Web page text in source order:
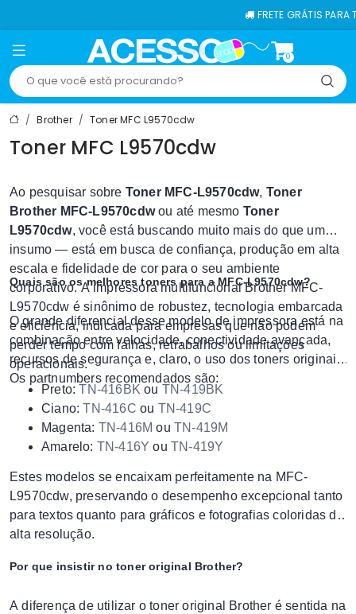
FRETE GRÁTIS PARA TODO O
0
Brother Toner MFC L9570cdw
Toner MFC L9570cdw
Ao pesquisar sobre Toner MFC-L9570cdw, Toner
Brother MFC-L9570cdwou até mesmo Toner
L9570cdw, você está buscando muito mais do que um
insumo — está em busca de confiança, produção em alta
escala e fidelidade de cor para o seu ambiente
corporativo. A impressora multifuncional Brother MFC-
L9570cdw é sinônimo de robustez, tecnologia embarcada
e eficiência, indicada para empresas que não podem
perder tempo com falhas, retrabalhos ou limitações
operacionais.
Quais são os melhores toners para a MFC-L9570cdw?
O grande diferencial desse modelo de impressora está na
combinação entre velocidade, conectividade avançada,
recursos de segurança e, claro, o uso dos toners originais.
Os partnumbers recomendados são:
Preto:TN-416BK ou TN-419BK
Ciano:TN-416C ou TN-419C
Magenta: TN-416M ou TN-419M
Amarelo: TN-416Y ou TN-419Y
Estes modelos se encaixam perfeitamente na MFC-
L9570cdw, preservando o desempenho excepcional tanto
para textos quanto para gráficos e fotografias coloridas de
alta resolução.
Por que insistir no toner original Brother?
A diferença de utilizar o toner original Brother é sentida na